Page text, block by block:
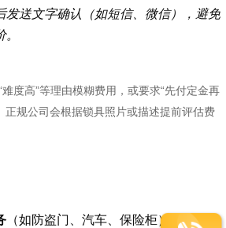
发送文字确认（如短信、微信），避免
难度高”等理由模糊费用，或要求“先付定金再
正规公司会根据锁具照片或描述提前评估费
（如防盗门、汽车、保险柜）；